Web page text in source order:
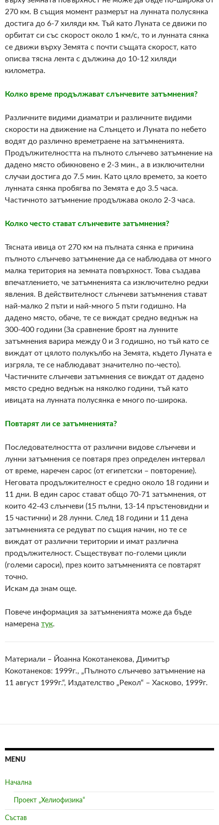
270 км. В същия момент размерът на лунната полусянка
достига до 6-7 хиляди км. Тъй като Луната се движи по
орбитат си със скорост около 1 км/с, то и лунната сянка
се движи върху Земята с почти същата скорост, като
описва тясна лента с дължина до 10-12 хиляди
километра.
Колко време продължават слънчевите затъмнения?
Различните видими диаматри и различните видими
скорости на движение на Слънцето и Луната по небето
водят до различно времетраене на затъмненията.
Продължителността на пълното слънчево затъмнение на
дадено място обикновено е 2-3 мин., а в изключителни
случаи достига до 7.5 мин. Като цяло времето, за което
лунната сянка пробягва по Земята е до 3.5 часа.
Частичното затъмнение продължава около 2-3 часа.
Колко често стават слънчевите затъмнения?
Тясната ивица от 270 км на пълната сянка е причина
пълното слънчево затъмнение да се наблюдава от много
малка територия на земната повърхност. Това създава
впечатлението, че затъмненията са изключително редки
явления. В действителност слънчеви затъмнения стават
най-малко 2 пъти и най-много 5 пъти годишно. На
дадено място, обаче, те се виждат средно веднъж на
300-400 години (За сравнение броят на лунните
затъмнения варира между 0 и 3 годишно, но тъй като се
виждат от цялото полукълбо на Земята, където Луната е
изгряла, те се наблюдават значително по-често).
Частичните слънчеви затъмнения се виждат от дадено
място средно веднъж на няколко години, тъй като
ивицата на лунната полусянка е много по-широка.
Повтарят ли се затъмненията?
Последователността от различни видове слънчеви и
лунни затъмнения се повтаря през определен интервал
от време, наречен сарос (от египетски – повторение).
Неговата продължителност е средно около 18 години и
11 дни. В един сарос стават общо 70-71 затъмнения, от
които 42-43 слънчеви (15 пълни, 13-14 пръстеновидни и
15 частични) и 28 лунни. След 18 години и 11 дена
затъмненията се редуват по същия начин, но те се
виждат от различни територии и имат различна
продължителност. Съществуват по-големи цикли
(големи сароси), през които затъмненията се повтарят
точно.
Искам да знам още.
Повече информация за затъмненията може да бъде
намерена тук.
Материали – Йоанна Кокотанекова, Димитър
Кокотанеков: 1999г., „Пълното слънчево затъмнение на
11 август 1999г.“, Издателство „Рекол“ – Хасково, 1999г.
MENU
Начална
Проект „Хелиофизика“
Състав